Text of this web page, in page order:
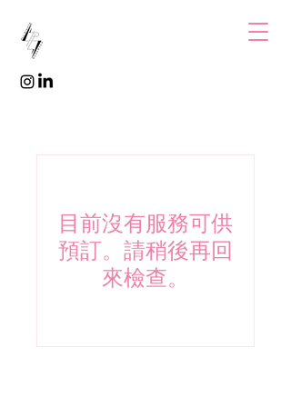
目前沒有服務可供
預訂。請稍後再回
來檢查。